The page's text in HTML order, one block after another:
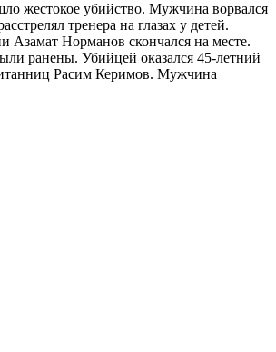
жестокое убийство. Мужчина ворвался
тренера на глазах у детей.
Азамат Норманов скончался на месте.
ранены. Убийцей оказался 45-летний
Расим Керимов. Мужчина